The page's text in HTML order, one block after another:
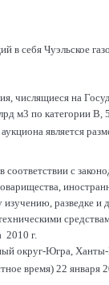
в себя Чуэльское
числящиеся на
м3 по категории В,
является
с
изучению, разведке
2010 г.
округ-Югра, Ханты-
время) 22 января